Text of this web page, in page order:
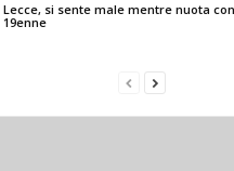
Lecce, si sente male mentre nuota
19enne